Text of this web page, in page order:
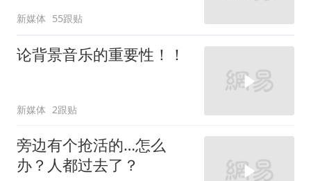
新媒体 55跟贴
论背景音乐的重要性！！
新媒体 2跟贴
旁边有个抢活的…怎么
办？人都过去了？